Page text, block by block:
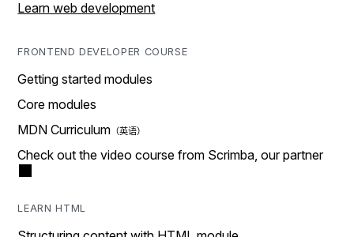
Learn web development
FRONTEND DEVELOPER COURSE
Getting started modules
Core modules
MDN Curriculum
Check out the video course from Scrimba, our partner
LEARN HTML